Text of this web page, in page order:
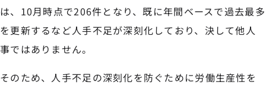
は、10月時点で206件となり、既に年間ベースで過去最多
を更新するなど人手不足が深刻化しており、決して他人
事ではありません。
そのため、人手不足の深刻化を防ぐために労働生産性を